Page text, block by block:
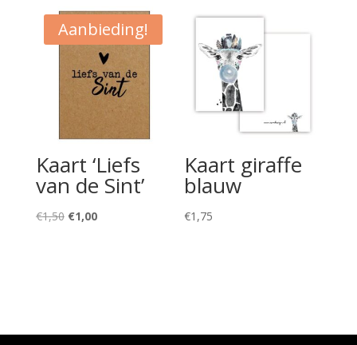
Aanbieding!
Kaart ‘Liefs
van de Sint’
€1,50 Oorspronkelijke
€1,00Huidige
Kaart giraffe
blauw
€1,75